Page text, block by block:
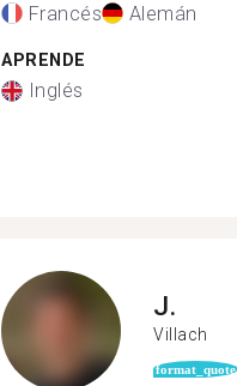
Francés Alemán
APRENDE
Inglés
J.
Villach
format_quote